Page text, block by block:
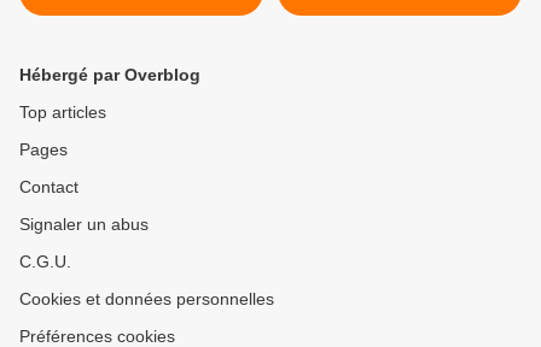
Continental
bénéficiaire >
Hébergé par Overblog
Top articles
Pages
Contact
Signaler un abus
C.G.U.
Cookies et données personnelles
Préférences cookies